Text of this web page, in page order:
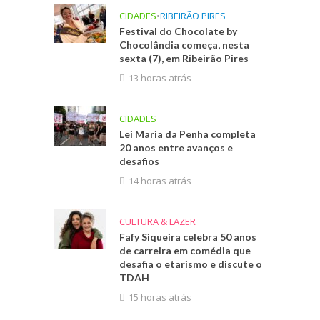
CIDADES•RIBEIRÃO PIRES
Festival do Chocolate by
Chocolândia começa, nesta
sexta (7), em Ribeirão Pires
13 horas atrás
CIDADES
Lei Maria da Penha completa
20 anos entre avanços e
desafios
14 horas atrás
CULTURA & LAZER
Fafy Siqueira celebra 50 anos
de carreira em comédia que
desafia o etarismo e discute o
TDAH
15 horas atrás